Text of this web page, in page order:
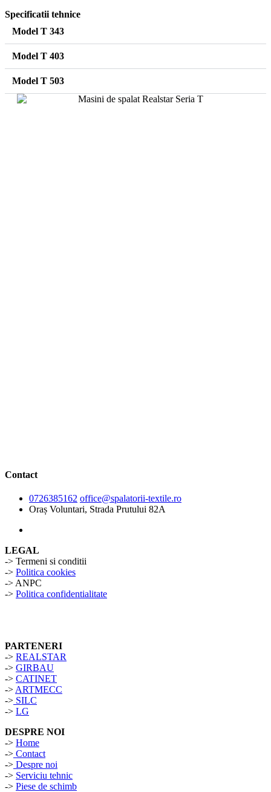
Specificatii tehnice
Model T 343
Model T 403
Model T 503
Contact
0726385162 office@spalatorii-textile.ro
Oraș Voluntari, Strada Prutului 82A
LEGAL
-> Termeni si conditii
-> Politica cookies
-> ANPC
-> Politica confidentialitate
PARTENERI
-> REALSTAR
-> GIRBAU
-> CATINET
-> ARTMECC
-> SILC
-> LG
DESPRE NOI
-> Home
-> Contact
-> Despre noi
-> Serviciu tehnic
-> Piese de schimb